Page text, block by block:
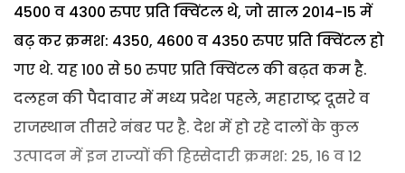
4500 व 4300 रुपए प्रति क्विंटल थे, जो साल 2014-15 में
बढ़ कर क्रमश: 4350, 4600 व 4350 रुपए प्रति क्विंटल हो
गए थे. यह 100 से 50 रुपए प्रति क्विंटल की बढ़त कम है.
दलहन की पैदावार में मध्य प्रदेश पहले, महाराष्ट्र दूसरे व
राजस्थान तीसरे नंबर पर है. देश में हो रहे दालों के कुल
उत्पादन में इन राज्यों की हिस्सेदारी क्रमश: 25, 16 व 12